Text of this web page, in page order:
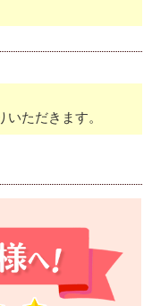
ただきます。